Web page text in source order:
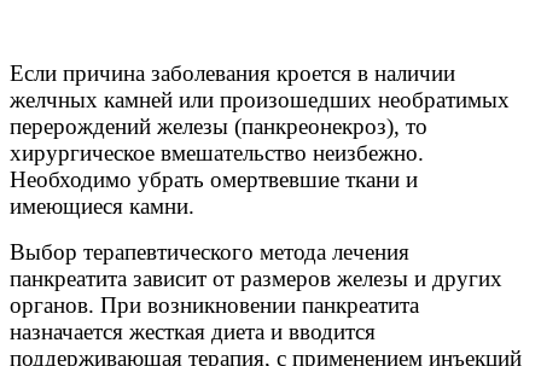
Если причина заболевания кроется в наличии
желчных камней или произошедших необратимых
перерождений железы (панкреонекроз), то
хирургическое вмешательство неизбежно.
Необходимо убрать омертвевшие ткани и
имеющиеся камни.
Выбор терапевтического метода лечения
панкреатита зависит от размеров железы и других
органов. При возникновении панкреатита
назначается жесткая диета и вводится
поддерживающая терапия, с применением инъекций